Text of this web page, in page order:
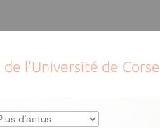
l'Université de Corse